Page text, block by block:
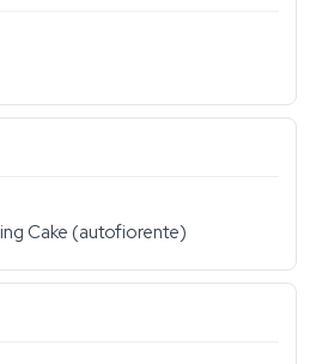
Cake (autofiorente)